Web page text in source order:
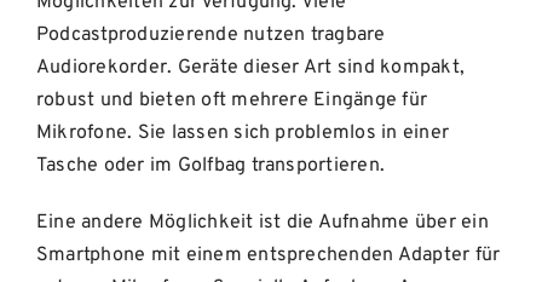
Podcastproduzierende nutzen tragbare
Audiorekorder. Geräte dieser Art sind kompakt,
robust und bieten oft mehrere Eingänge für
Mikrofone. Sie lassen sich problemlos in einer
Tasche oder im Golfbag transportieren.
Eine andere Möglichkeit ist die Aufnahme über ein
Smartphone mit einem entsprechenden Adapter für